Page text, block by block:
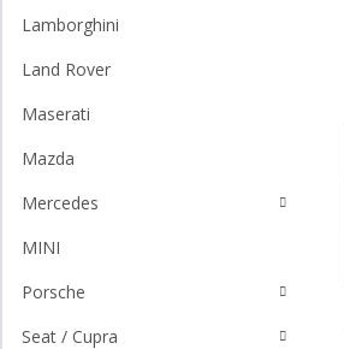
Lamborghini
Land Rover
Maserati
Mazda
Mercedes
MINI
Porsche
Seat / Cupra